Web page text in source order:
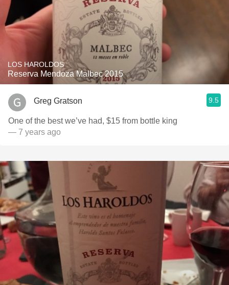
LOS HAROLDOS
Reserva Mendoza Malbec 2015
Greg Gratson 9.5
One of the best we’ve had, $15 from bottle king
— 7 years ago